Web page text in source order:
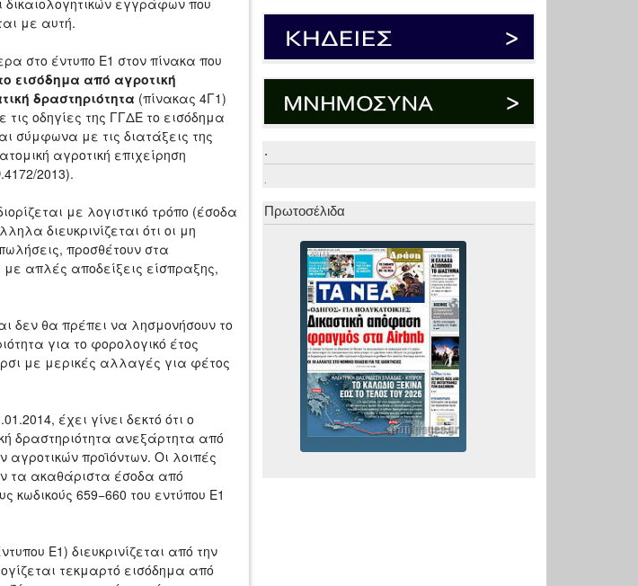
δικαιολογητικών εγγράφων που
με αυτή.
στο έντυπο Ε1 στον πίνακα που
εισόδημα από αγροτική
δραστηριότητα (πίνακας 4Γ1)
οδηγίες της ΓΓΔΕ το εισόδημα
σύμφωνα με τις διατάξεις της
αγροτική επιχείρηση
2013).
με λογιστικό τρόπο (έσοδα
διευκρινίζεται ότι οι μη
προσθέτουν στα
με απλές αποδείξεις είσπραξης,
δεν θα πρέπει να λησμονήσουν το
για το φορολογικό έτος
με μερικές αλλαγές για φέτος
έχει γίνει δεκτό ότι ο
δραστηριότητα ανεξάρτητα από
προϊόντων. Οι λοιπές
τα ακαθάριστα έσοδα από
659−660 του εντύπου Ε1
Ε1) διευκρινίζεται από την
τεκμαρτό εισόδημα από
.
.
Πρωτοσέλιδα